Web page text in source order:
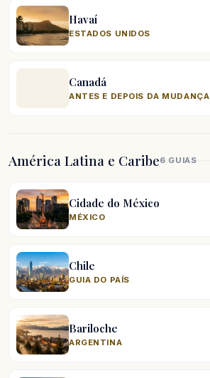
Havaí
ESTADOS UNIDOS
Canadá
ANTES E DEPOIS DA MUDANÇA
América Latina e Caribe6 GUIAS
Cidade do México
MÉXICO
Chile
GUIA DO PAÍS
Bariloche
ARGENTINA